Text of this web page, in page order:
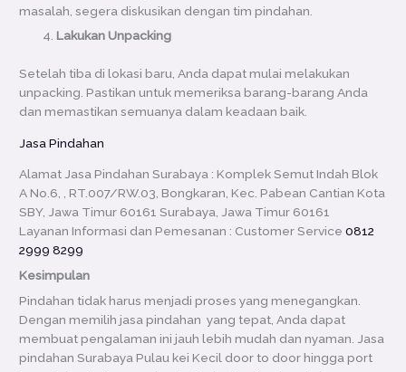
masalah, segera diskusikan dengan tim pindahan.
Lakukan Unpacking
Setelah tiba di lokasi baru, Anda dapat mulai melakukan
unpacking. Pastikan untuk memeriksa barang-barang Anda
dan memastikan semuanya dalam keadaan baik.
Jasa Pindahan
Alamat Jasa PindahanSurabaya : Komplek Semut Indah Blok
A No.6, , RT.007/RW.03, Bongkaran, Kec. Pabean Cantian Kota
SBY, Jawa Timur 60161 Surabaya, Jawa Timur 60161
Layanan Informasi dan Pemesanan : Customer Service0812
2999 8299
Kesimpulan
Pindahan tidak harus menjadi proses yang menegangkan.
Dengan memilih jasa pindahan yang tepat, Anda dapat
membuat pengalaman ini jauh lebih mudah dan nyaman. Jasa
pindahan Surabaya Pulau kei Kecil door to door hingga port